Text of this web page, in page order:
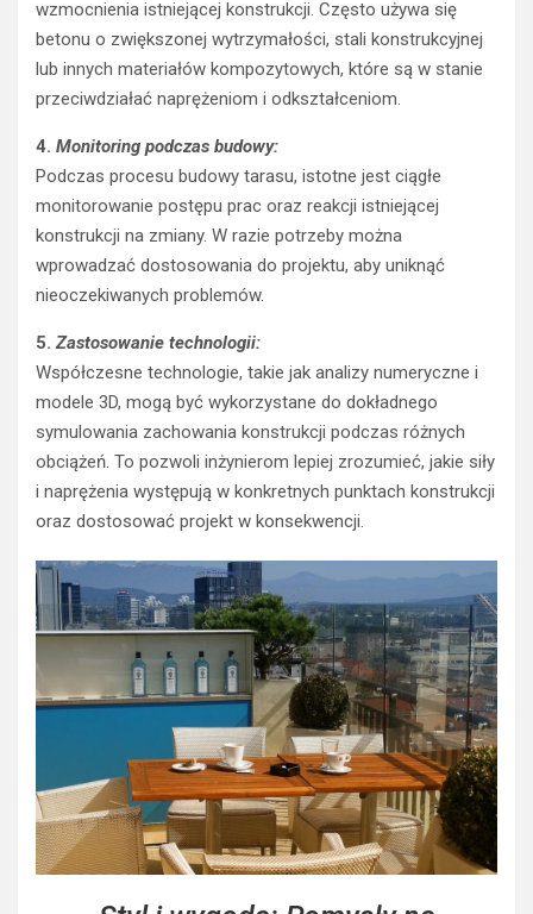
wzmocnienia istniejącej konstrukcji. Często używa się
betonu o zwiększonej wytrzymałości, stali konstrukcyjnej
lub innych materiałów kompozytowych, które są w stanie
przeciwdziałać naprężeniom i odkształceniom.
4. Monitoring podczas budowy:
Podczas procesu budowy tarasu, istotne jest ciągłe
monitorowanie postępu prac oraz reakcji istniejącej
konstrukcji na zmiany. W razie potrzeby można
wprowadzać dostosowania do projektu, aby uniknąć
nieoczekiwanych problemów.
5.Zastosowanie technologii:
Współczesne technologie, takie jak analizy numeryczne i
modele 3D, mogą być wykorzystane do dokładnego
symulowania zachowania konstrukcji podczas różnych
obciążeń. To pozwoli inżynierom lepiej zrozumieć, jakie siły
i naprężenia występują w konkretnych punktach konstrukcji
oraz dostosować projekt w konsekwencji.